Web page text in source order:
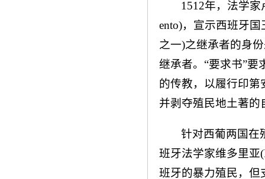
1512年，法学家
ento)，宣示西班牙
之一)之继承者的身
继承者。“要求书”
的传教，以履行印
并剥夺殖民地土著的
针对西葡两国在
班牙法学家维多里亚
班牙的暴力殖民，但